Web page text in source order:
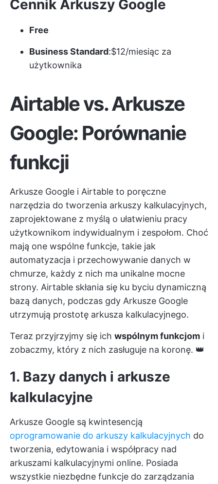
Cennik Arkuszy Google
Free
Business Standard:$12/miesiąc za
użytkownika
Airtable vs. Arkusze
Google: Porównanie
funkcji
Arkusze Google i Airtable to poręczne
narzędzia do tworzenia arkuszy kalkulacyjnych,
zaprojektowane z myślą o ułatwieniu pracy
użytkownikom indywidualnym i zespołom. Choć
mają one wspólne funkcje, takie jak
automatyzacja i przechowywanie danych w
chmurze, każdy z nich ma unikalne mocne
strony. Airtable skłania się ku byciu dynamiczną
bazą danych, podczas gdy Arkusze Google
utrzymują prostotę arkusza kalkulacyjnego.
Teraz przyjrzyjmy się ich wspólnym funkcjom i
zobaczmy, który z nich zasługuje na koronę. 👑
1. Bazy danych i arkusze
kalkulacyjne
Arkusze Google są kwintesencją
oprogramowanie do arkuszy kalkulacyjnych do
tworzenia, edytowania i współpracy nad
arkuszami kalkulacyjnymi online. Posiada
wszystkie niezbędne funkcje do zarządzania